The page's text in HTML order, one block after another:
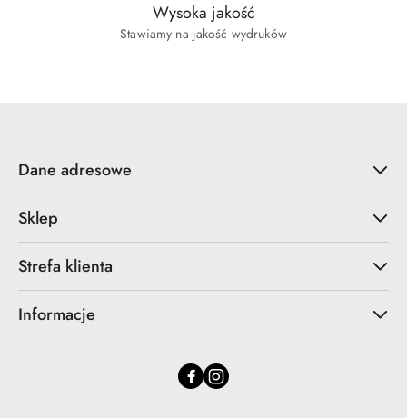
Wysoka jakość
Stawiamy na jakość wydruków
Dane adresowe
Sklep
Strefa klienta
Informacje